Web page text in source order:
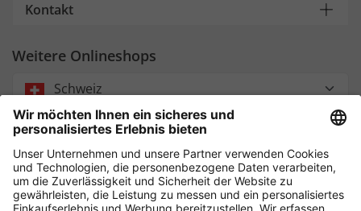
Kontakt
Weitere Onlineshops
Schweiz
Payment and Delivery
Sicher einkaufen mit